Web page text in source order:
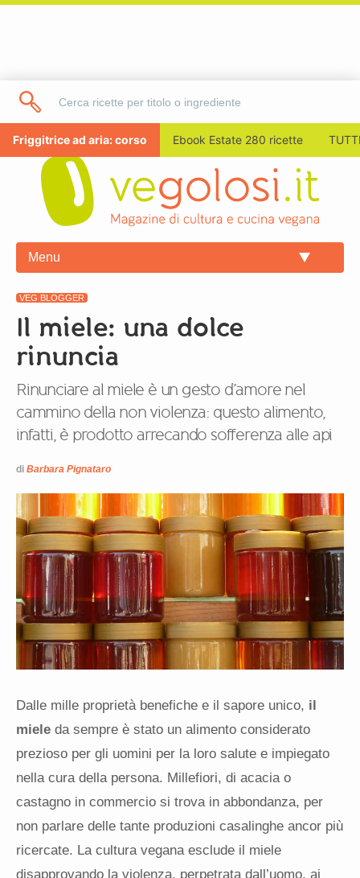
Friggitrice ad aria: corso Ebook Estate 280 ricette
Menu
VEG BLOGGER
Il miele: una dolce
rinuncia
Rinunciare al miele è un gesto d’amore nel
cammino della non violenza: questo alimento,
infatti, è prodotto arrecando sofferenza alle api
di Barbara Pignataro
Dalle mille proprietà benefiche e il sapore unico, il
miele da sempre è stato un alimento considerato
prezioso per gli uomini per la loro salute e impiegato
nella cura della persona. Millefiori, di acacia o
castagno in commercio si trova in abbondanza, per
non parlare delle tante produzioni casalinghe ancor più
ricercate. La cultura vegana esclude il miele
disapprovando la violenza, perpetrata dall’uomo, ai